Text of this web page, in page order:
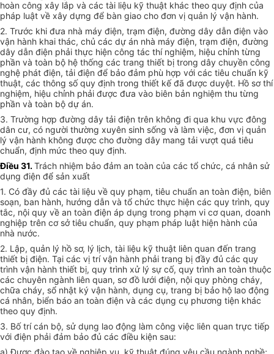
hoàn công xây lắp và các tài liệu kỹ thuật khác theo quy định của
pháp luật về xây dựng để bàn giao cho đơn vị quản lý vận hành.
2. Trước khi đưa nhà máy điện, trạm điện, đường dây dẫn điện vào
vận hành khai thác, chủ các dự án nhà máy điện, trạm điện, đường
dây dẫn điện phải thực hiện công tác thí nghiệm, hiệu chỉnh từng
phần và toàn bộ hệ thống các trang thiết bị trong dây chuyền công
nghệ phát điện, tải điện để bảo đảm phù hợp với các tiêu chuẩn kỹ
thuật, các thông số quy định trong thiết kế đã được duyệt. Hồ sơ thí
nghiệm, hiệu chỉnh phải được đưa vào biên bản nghiệm thu từng
phần và toàn bộ dự án.
3. Trường hợp đường dây tải điện trên không đi qua khu vực đông
dân cư, có người thường xuyên sinh sống và làm việc, đơn vị quản
lý vận hành không được cho đường dây mang tải vượt quá tiêu
chuẩn, định mức theo quy định.
Điều 31.Trách nhiệm bảo đảm an toàn của các tổ chức, cá nhân sử
dụng điện để sản xuất
1. Có đầy đủ các tài liệu về quy phạm, tiêu chuẩn an toàn điện, biên
soạn, ban hành, hướng dẫn và tổ chức thực hiện các quy trình, quy
tắc, nội quy về an toàn điện áp dụng trong phạm vi cơ quan, doanh
nghiệp trên cơ sở tiêu chuẩn, quy phạm pháp luật hiện hành của
nhà nước.
2. Lập, quản lý hồ sơ, lý lịch, tài liệu kỹ thuật liên quan đến trang
thiết bị điện. Tại các vị trí vận hành phải trang bị đầy đủ các quy
trình vận hành thiết bị, quy trình xử lý sự cố, quy trình an toàn thuộc
các chuyên ngành liên quan, sơ đồ lưới điện, nội quy phòng cháy,
chữa cháy, sổ nhật ký vận hành, dụng cụ, trang bị bảo hộ lao động
cá nhân, biển báo an toàn điện và các dụng cụ phương tiện khác
theo quy định.
3. Bố trí cán bộ, sử dụng lao động làm công việc liên quan trực tiếp
với điện phải đảm bảo đủ các điều kiện sau:
a) Được đào tạo về nghiệp vụ, kỹ thuật đúng yêu cầu ngành nghề;